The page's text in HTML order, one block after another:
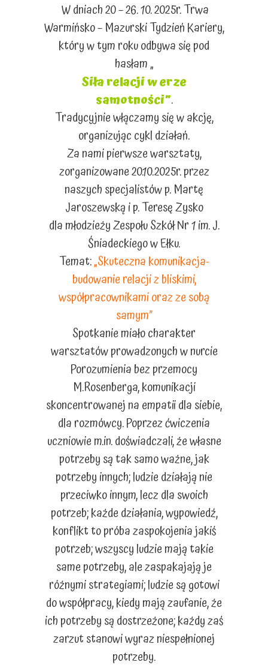
W dniach 20 – 26. 10. 2025r. Trwa
Warmińsko – Mazurski Tydzień Kariery,
który w tym roku odbywa się pod
hasłam „
Siła relacji w erze
samotności”.
Tradycyjnie włączamy się w akcję,
organizując cykl działań.
Za nami pierwsze warsztaty,
zorganizowane 20.10.2025r. przez
naszych specjalistów p. Martę
Jaroszewską i p. Teresę Zysko
dla młodzieży Zespołu Szkół Nr 1 im. J.
Śniadeckiego w Ełku.
Temat:„Skuteczna komunikacja-
budowanie relacji z bliskimi,
współpracownikami oraz ze sobą
samym”
Spotkanie miało charakter
warsztatów prowadzonych w nurcie
Porozumienia bez przemocy
M.Rosenberga, komunikacji
skoncentrowanej na empatii dla siebie,
dla rozmówcy. Poprzez ćwiczenia
uczniowie m.in. doświadczali, że własne
potrzeby są tak samo ważne, jak
potrzeby innych; ludzie działają nie
przeciwko innym, lecz dla swoich
potrzeb; każde działania, wypowiedź,
konflikt to próba zaspokojenia jakiś
potrzeb; wszyscy ludzie mają takie
same potrzeby, ale zaspakajają je
różnymi strategiami; ludzie są gotowi
do współpracy, kiedy mają zaufanie, że
ich potrzeby są dostrzeżone; każdy zaś
zarzut stanowi wyraz niespełnionej
potrzeby.